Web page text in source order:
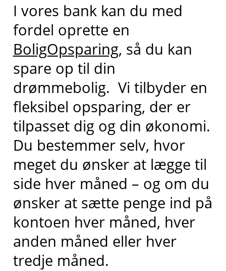
I vores bank kan du med
fordel oprette en
BoligOpsparing, så du kan
spare op til din
drømmebolig. Vi tilbyder en
fleksibel opsparing, der er
tilpasset dig og din økonomi.
Du bestemmer selv, hvor
meget du ønsker at lægge til
side hver måned – og om du
ønsker at sætte penge ind på
kontoen hver måned, hver
anden måned eller hver
tredje måned.